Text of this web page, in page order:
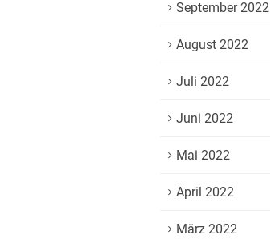
September 2022
August 2022
Juli 2022
Juni 2022
Mai 2022
April 2022
März 2022